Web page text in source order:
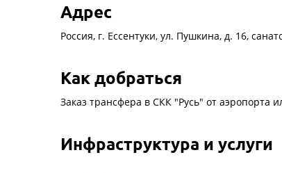
Адрес
Россия, г. Ессентуки, ул. Пушкина, д. 16,
Как добраться
Заказ трансфера в СКК "Русь" от аэропорта
Инфраструктура и услуги